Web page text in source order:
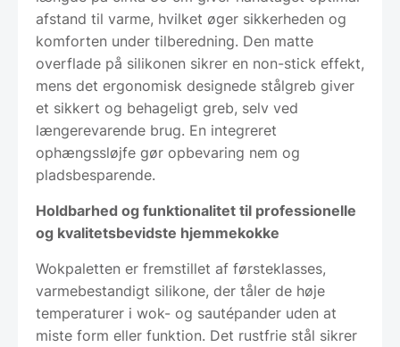
afstand til varme, hvilket øger sikkerheden og
komforten under tilberedning. Den matte
overflade på silikonen sikrer en non-stick effekt,
mens det ergonomisk designede stålgreb giver
et sikkert og behageligt greb, selv ved
længerevarende brug. En integreret
ophængssløjfe gør opbevaring nem og
pladsbesparende.
Holdbarhed og funktionalitet til professionelle
og kvalitetsbevidste hjemmekokke
Wokpaletten er fremstillet af førsteklasses,
varmebestandigt silikone, der tåler de høje
temperaturer i wok- og sautépander uden at
miste form eller funktion. Det rustfrie stål sikrer